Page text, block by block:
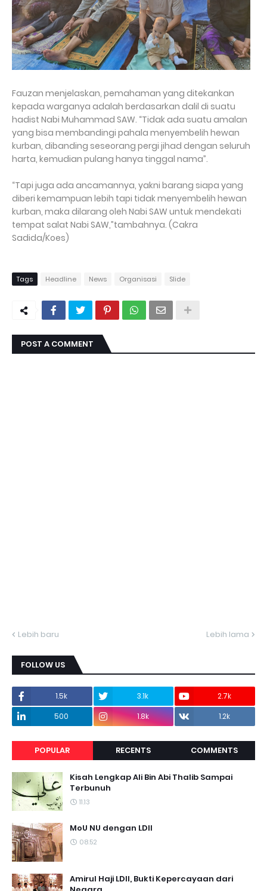
Fauzan menjelaskan, pemahaman yang ditekankan
kepada warganya adalah berdasarkan dalil di suatu
hadist Nabi Muhammad SAW. “Tidak ada suatu amalan
yang bisa membandingi pahala menyembelih hewan
kurban, dibanding seseorang pergi jihad dengan seluruh
harta, kemudian pulang hanya tinggal nama”.
“Tapi juga ada ancamannya, yakni barang siapa yang
diberi kemampuan lebih tapi tidak menyembelih hewan
kurban, maka dilarang oleh Nabi SAW untuk mendekati
tempat salat Nabi SAW,”tambahnya. (Cakra
Sadida/Koes)
Tags Headline News Organisasi Slide
POST A COMMENT
Lebih baru Lebih lama
FOLLOW US
1.5k 3.1k
2.7k
500
1.8k 1.2k
POPULAR RECENTS COMMENTS
Kisah Lengkap Ali Bin Abi Thalib Sampai
Terbunuh
11.13
MoU NU dengan LDII
08.52
Amirul Haji LDII, Bukti Kepercayaan dari